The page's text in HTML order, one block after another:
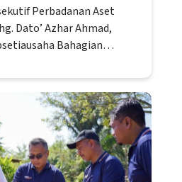
Perbadanan Aset
Dato’ Azhar Ahmad,
Bahagian…